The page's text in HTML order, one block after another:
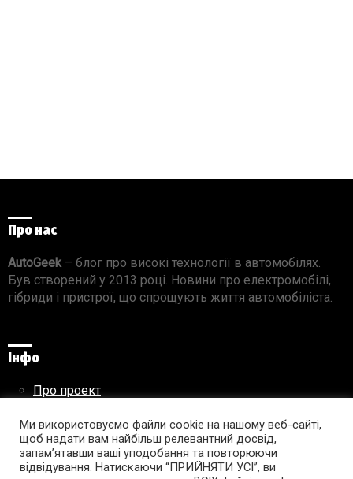
Про нас
AutoGeek – блог про високі технології в автомобілях.
Був створений у 2013 році. Новини про електромобілі,
гібриди і пристрої, що спрощують життя автомобіліста.
Інфо
Про проект
Правила використання матеріалів
Ми використовуємо файли cookie на нашому веб-сайті,
щоб надати вам найбільш релевантний досвід,
запам’ятавши ваші уподобання та повторюючи
відвідування. Натискаючи “ПРИЙНЯТИ УСІ”, ви